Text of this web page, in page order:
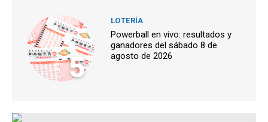
5
LOTERÍA
Powerball en vivo: resultados y
ganadores del sábado 8 de
agosto de 2026